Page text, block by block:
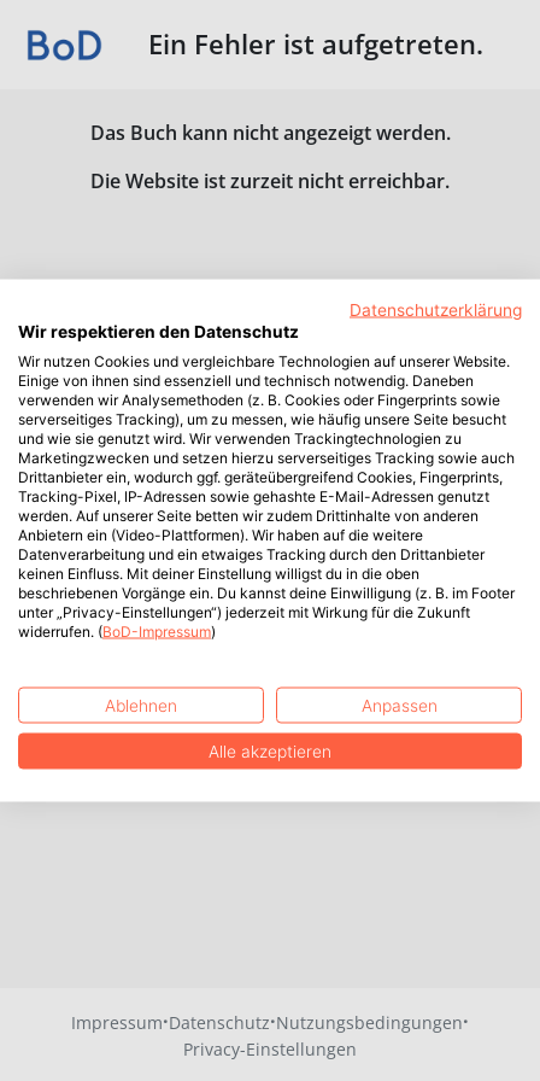
Ein Fehler ist aufgetreten.
Das Buch kann nicht angezeigt werden.
Die Website ist zurzeit nicht erreichbar.
Impressum·Datenschutz·Nutzungsbedingungen·
Privacy-Einstellungen
Datenschutzerklärung
Wir respektieren den Datenschutz
Wir nutzen Cookies und vergleichbare Technologien auf unserer Website.
Einige von ihnen sind essenziell und technisch notwendig. Daneben
verwenden wir Analysemethoden (z. B. Cookies oder Fingerprints sowie
serverseitiges Tracking), um zu messen, wie häufig unsere Seite besucht
und wie sie genutzt wird. Wir verwenden Trackingtechnologien zu
Marketingzwecken und setzen hierzu serverseitiges Tracking sowie auch
Drittanbieter ein, wodurch ggf. geräteübergreifend Cookies, Fingerprints,
Tracking-Pixel, IP-Adressen sowie gehashte E-Mail-Adressen genutzt
werden. Auf unserer Seite betten wir zudem Drittinhalte von anderen
Anbietern ein (Video-Plattformen). Wir haben auf die weitere
Datenverarbeitung und ein etwaiges Tracking durch den Drittanbieter
keinen Einfluss. Mit deiner Einstellung willigst du in die oben
beschriebenen Vorgänge ein. Du kannst deine Einwilligung (z. B. im Footer
unter „Privacy-Einstellungen“) jederzeit mit Wirkung für die Zukunft
widerrufen. (BoD-Impressum)
Ablehnen Anpassen
Alle akzeptieren